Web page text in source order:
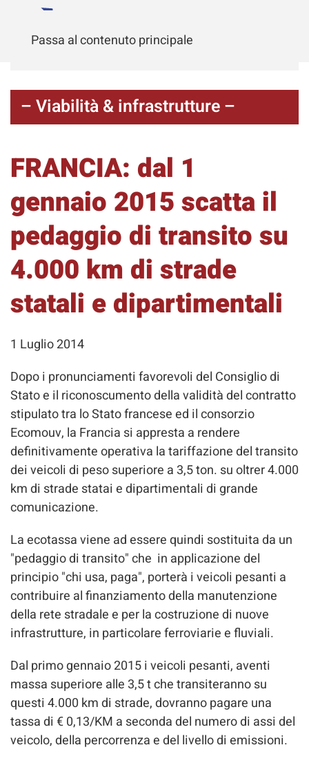
Passa al contenuto principale
– Viabilità & infrastrutture –
FRANCIA: dal 1
gennaio 2015 scatta il
pedaggio di transito su
4.000 km di strade
statali e dipartimentali
1 Luglio 2014
Dopo i pronunciamenti favorevoli del Consiglio di
Stato e il riconoscumento della validità del contratto
stipulato tra lo Stato francese ed il consorzio
Ecomouv, la Francia si appresta a rendere
definitivamente operativa la tariffazione del transito
dei veicoli di peso superiore a 3,5 ton. su oltrer 4.000
km di strade statai e dipartimentali di grande
comunicazione.
La ecotassa viene ad essere quindi sostituita da un
"pedaggio di transito" che in applicazione del
principio "chi usa, paga", porterà i veicoli pesanti a
contribuire al finanziamento della manutenzione
della rete stradale e per la costruzione di nuove
infrastrutture, in particolare ferroviarie e fluviali.
Dal primo gennaio 2015 i veicoli pesanti, aventi
massa superiore alle 3,5 t che transiteranno su
questi 4.000 km di strade, dovranno pagare una
tassa di € 0,13/KM a seconda del numero di assi del
veicolo, della percorrenza e del livello di emissioni.